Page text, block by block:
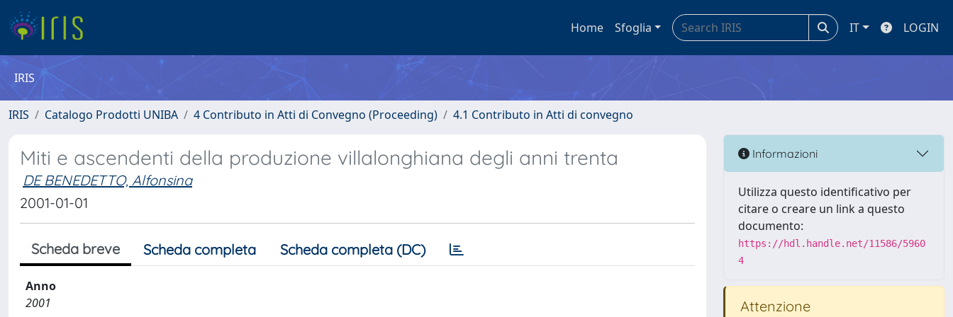
Home Sfoglia IT LOGIN
IRIS
IRIS Catalogo Prodotti UNIBA 4 Contributo in Atti di Convegno (Proceeding) 4.1 Contributo in Atti di convegno
Miti e ascendenti della produzione villalonghiana degli anni trenta
DE BENEDETTO, Alfonsina
2001-01-01
Scheda breve Scheda completa Scheda completa (DC)
Anno
2001
Informazioni
Utilizza questo identificativo per
citare o creare un link a questo
documento:
https://hdl.handle.net/11586/5960
4
Attenzione